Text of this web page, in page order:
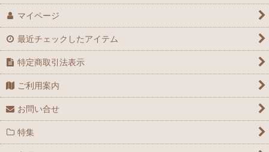
マイページ
最近チェックしたアイテム
特定商取引法表示
ご利用案内
お問い合せ
特集